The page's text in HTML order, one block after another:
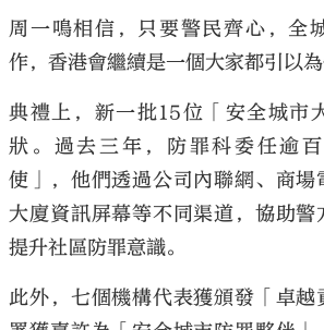
周一鳴相信，只要警民齊心，全
作，香港會繼續是一個大家都引以為
典禮上，新一批15位「安全城市
狀。過去三年，防罪科委任逾
使」，他們透過公司內聯網、商場
大廈資訊屏幕等不同渠道，協助警
提升社區防罪意識。
此外，七個機構代表獲頒發「卓越